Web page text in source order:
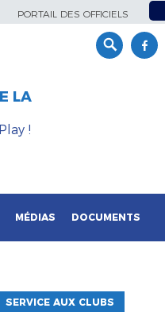
PORTAIL DES OFFICIELS
LA
!
MÉDIAS DOCUMENTS
SERVICE AUX CLUBS